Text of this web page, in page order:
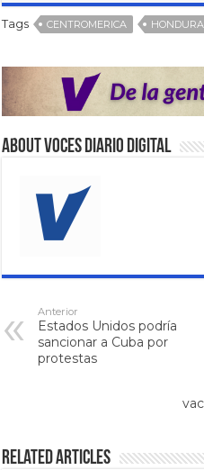
Tags CENTROMERICA
About VOCES Diario digital
Anterior
Estados Unidos podría
sancionar a Cuba por
protestas
Related Articles